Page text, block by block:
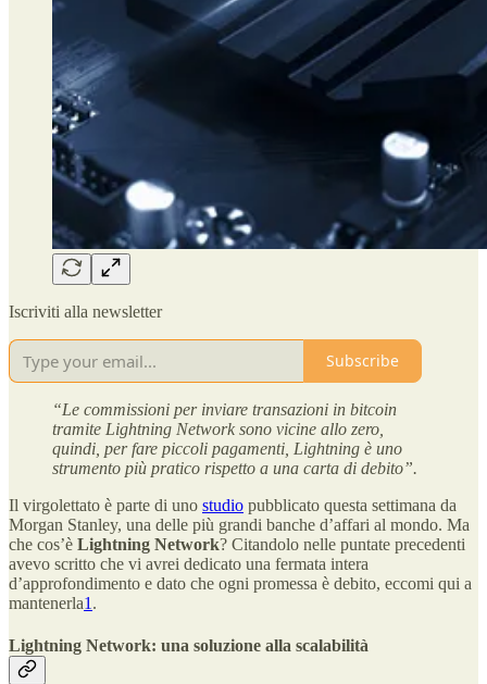
Iscriviti alla newsletter
Subscribe
“Le commissioni per inviare transazioni in bitcoin
tramite Lightning Network sono vicine allo zero,
quindi, per fare piccoli pagamenti, Lightning è uno
strumento più pratico rispetto a una carta di debito”.
Il virgolettato è parte di uno studio pubblicato questa settimana da
Morgan Stanley, una delle più grandi banche d’affari al mondo. Ma
che cos’è Lightning Network? Citandolo nelle puntate precedenti
avevo scritto che vi avrei dedicato una fermata intera
d’approfondimento e dato che ogni promessa è debito, eccomi qui a
mantenerla1 .
Lightning Network: una soluzione alla scalabilità